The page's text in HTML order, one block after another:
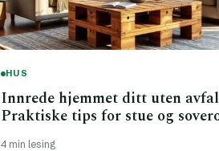
HUS
Innrede hjemmet ditt uten
Praktiske tips for stue og
4 min lesing